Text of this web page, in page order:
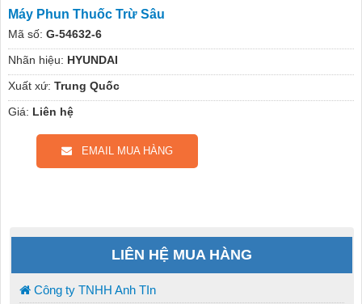
Máy Phun Thuốc Trừ Sâu
Mã số: G-54632-6
Nhãn hiệu: HYUNDAI
Xuất xứ: Trung Quốc
Giá: Liên hệ
EMAIL MUA HÀNG
LIÊN HỆ MUA HÀNG
Công ty TNHH Anh TIn